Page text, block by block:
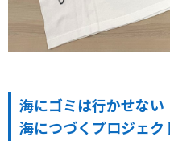
海にゴミは行かせない
海につづくプロジェ